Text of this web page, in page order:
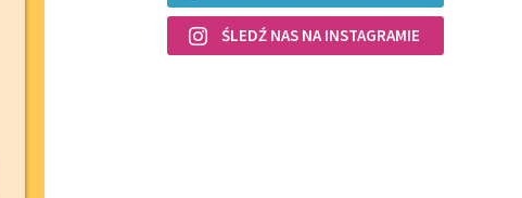
ŚLEDŹ NAS NA INSTAGRAMIE